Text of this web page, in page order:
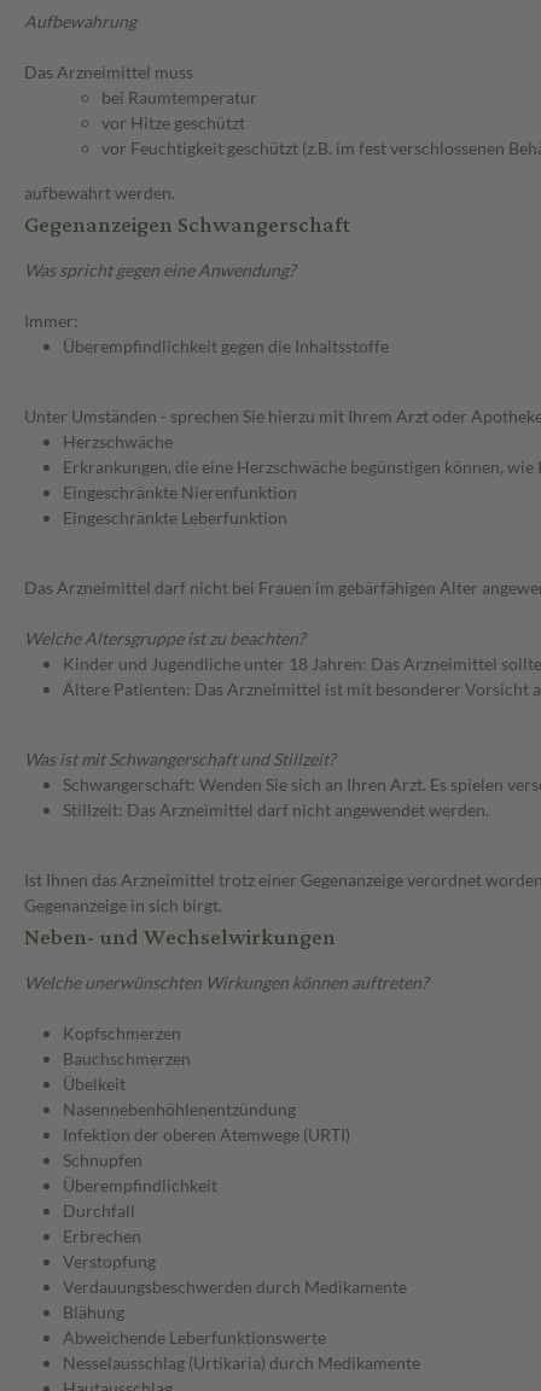
Aufbewahrung
Das Arzneimittel muss
bei Raumtemperatur
vor Hitze geschützt
vor Feuchtigkeit geschützt (z.B. im fest verschlossenen
aufbewahrt werden.
Gegenanzeigen Schwangerschaft
Was spricht gegen eine Anwendung?
Immer:
Überempfindlichkeit gegen die Inhaltsstoffe
Unter Umständen - sprechen Sie hierzu mit Ihrem Arzt oder
Herzschwäche
Erkrankungen, die eine Herzschwäche begünstigen können,
Eingeschränkte Nierenfunktion
Eingeschränkte Leberfunktion
Das Arzneimittel darf nicht bei Frauen im gebärfähigen Alter
Welche Altersgruppe ist zu beachten?
Kinder und Jugendliche unter 18 Jahren: Das Arzneimittel
Ältere Patienten: Das Arzneimittel ist mit besonderer Vorsicht
Was ist mit Schwangerschaft und Stillzeit?
Schwangerschaft: Wenden Sie sich an Ihren Arzt. Es spielen
Stillzeit: Das Arzneimittel darf nicht angewendet werden.
Ist Ihnen das Arzneimittel trotz einer Gegenanzeige verordnet
Gegenanzeige in sich birgt.
Neben- und Wechselwirkungen
Welche unerwünschten Wirkungen können auftreten?
Kopfschmerzen
Bauchschmerzen
Übelkeit
Nasennebenhöhlenentzündung
Infektion der oberen Atemwege (URTI)
Schnupfen
Überempfindlichkeit
Durchfall
Erbrechen
Verstopfung
Verdauungsbeschwerden durch Medikamente
Blähung
Abweichende Leberfunktionswerte
Nesselausschlag (Urtikaria) durch Medikamente